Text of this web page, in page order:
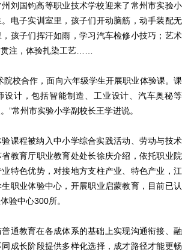
国钧高等职业技术学校迎来了常州市实验小
电子实训室里，孩子们开动脑筋，动手装配无
孩子们挥汗如雨，学习汽车检修小技巧；艺术
注，体验扎染工艺……
校合作，面向六年级学生开展职业体验课。课
设计，包括智能制造、工业设计、汽车奥秘等
”常州市实验小学副校长王学进说。
程被纳入中小学综合实践活动、劳动与技术
教育厅职业教育处处长徐庆介绍，依托职业院
特色优势，对接地方支柱产业、特色产业，江
职业体验中心，开展职业启蒙教育，目前已认
验中心300所。
教育在各成体系的基础上实现沟通衔接、融
成长阶段提供多样化选择，成才路径才能更畅